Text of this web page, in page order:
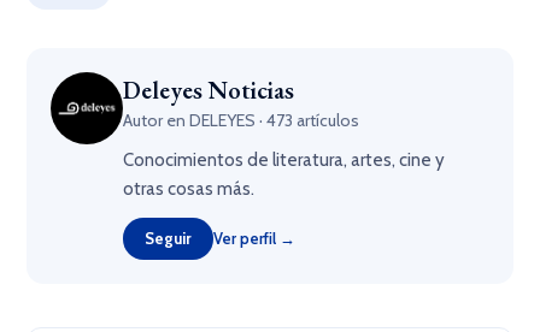
Deleyes Noticias
Autor en DELEYES · 473 artículos
Conocimientos de literatura, artes, cine y
otras cosas más.
Seguir Ver perfil →